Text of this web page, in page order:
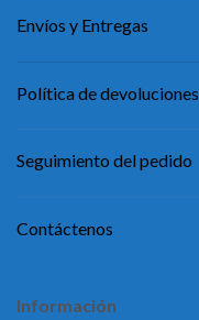
Envíos y Entregas
Política de devoluciones
Seguimiento del pedido
Contáctenos
Información